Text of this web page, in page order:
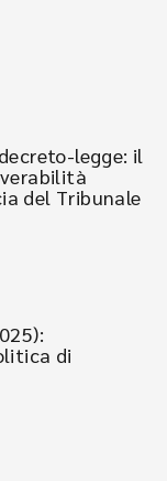
legge: il
del Tribunale
di